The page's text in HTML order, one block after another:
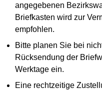
angegebenen
Briefkasten wird zur
empfohlen.
Bitte planen Sie bei
Rücksendung der
Werktage ein.
Eine rechtzeitige